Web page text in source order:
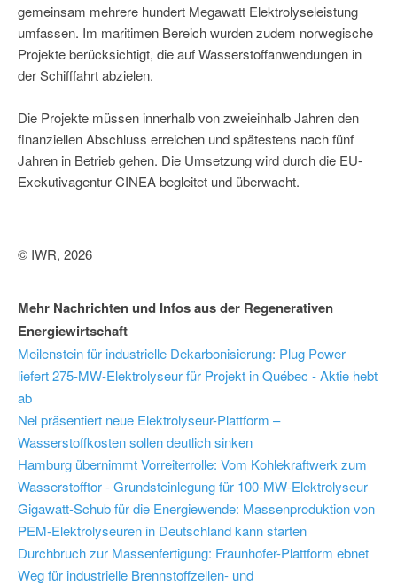
gemeinsam mehrere hundert Megawatt Elektrolyseleistung
umfassen. Im maritimen Bereich wurden zudem norwegische
Projekte berücksichtigt, die auf Wasserstoffanwendungen in
der Schifffahrt abzielen.
Die Projekte müssen innerhalb von zweieinhalb Jahren den
finanziellen Abschluss erreichen und spätestens nach fünf
Jahren in Betrieb gehen. Die Umsetzung wird durch die EU-
Exekutivagentur CINEA begleitet und überwacht.
© IWR, 2026
Mehr Nachrichten und Infos aus der Regenerativen
Energiewirtschaft
Meilenstein für industrielle Dekarbonisierung: Plug Power
liefert 275-MW-Elektrolyseur für Projekt in Québec - Aktie hebt
ab
Nel präsentiert neue Elektrolyseur-Plattform –
Wasserstoffkosten sollen deutlich sinken
Hamburg übernimmt Vorreiterrolle: Vom Kohlekraftwerk zum
Wasserstofftor - Grundsteinlegung für 100-MW-Elektrolyseur
Gigawatt-Schub für die Energiewende: Massenproduktion von
PEM-Elektrolyseuren in Deutschland kann starten
Durchbruch zur Massenfertigung: Fraunhofer-Plattform ebnet
Weg für industrielle Brennstoffzellen- und